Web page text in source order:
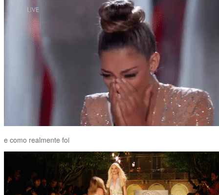
e como realmente foi